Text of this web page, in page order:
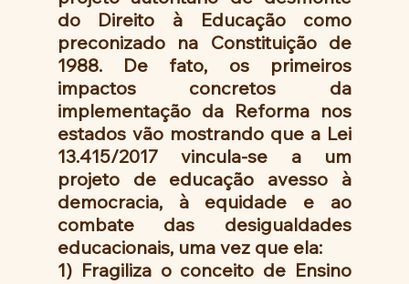
do Direito à Educação como
preconizado na Constituição de
1988. De fato, os primeiros
impactos concretos da
implementação da Reforma nos
estados vão mostrando que a Lei
13.415/2017 vincula-se a um
projeto de educação avesso à
democracia, à equidade e ao
combate das desigualdades
educacionais, uma vez que ela:
1) Fragiliza o conceito de Ensino